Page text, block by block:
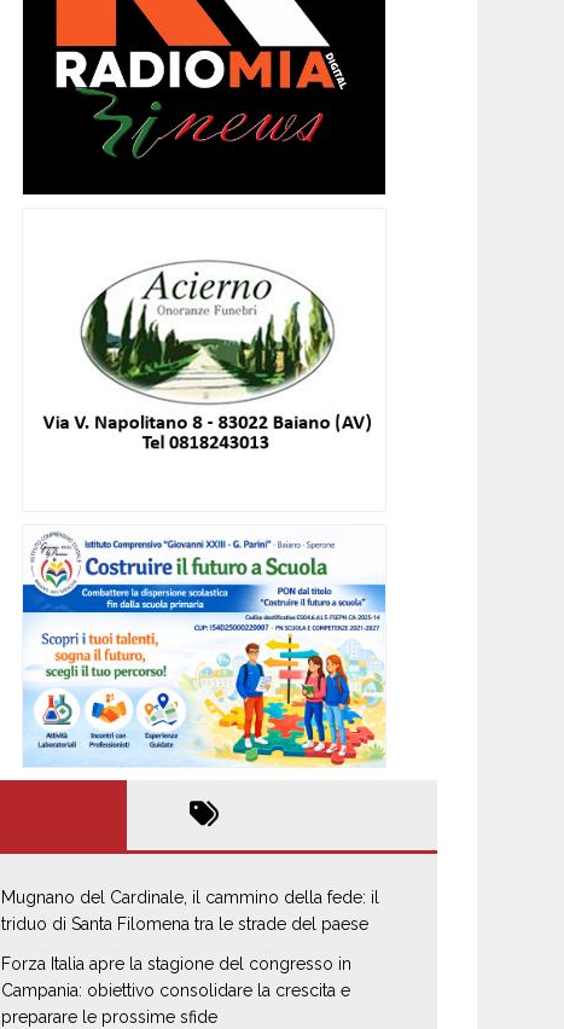
Mugnano del Cardinale, il cammino della fede: il
triduo di Santa Filomena tra le strade del paese
Forza Italia apre la stagione del congresso in
Campania: obiettivo consolidare la crescita e
preparare le prossime sfide